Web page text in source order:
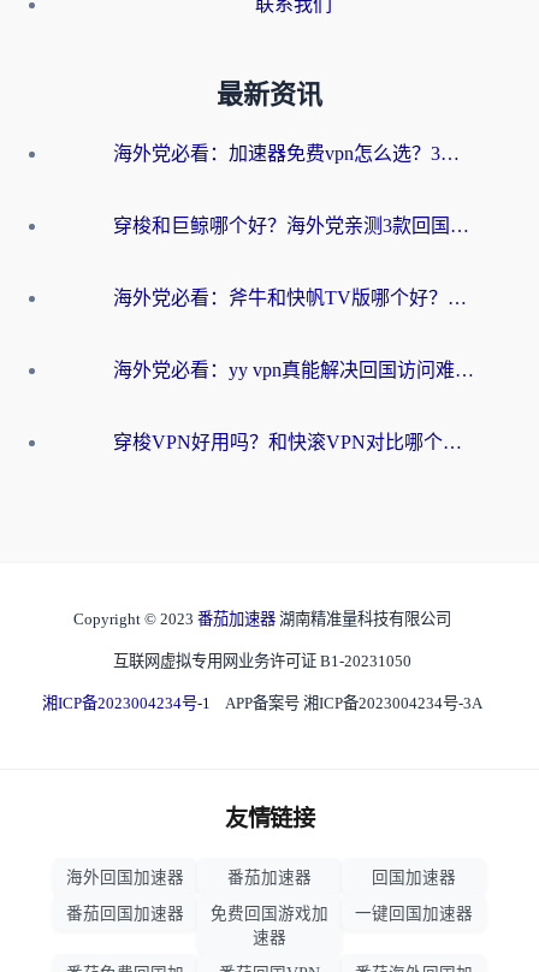
联系我们
最新资讯
海外党必看：加速器免费vpn怎么选？3步教你无缝访问国内资源
穿梭和巨鲸哪个好？海外党亲测3款回国加速器，教你避开90%的坑
海外党必看：斧牛和快帆TV版哪个好？3分钟选对回国加速器，无缝刷B站、追热剧
海外党必看：yy vpn真能解决回国访问难题？附云极initap测评+免费方案对比
穿梭VPN好用吗？和快滚VPN对比哪个回国效果更好？海外党选回国加速器必看指南
Copyright © 2023 番茄加速器 湖南精准量科技有限公司
互联网虚拟专用网业务许可证 B1-20231050
湘ICP备2023004234号-1 APP备案号 湘ICP备2023004234号-3A
友情链接
海外回国加速器 番茄加速器
回国加速器
番茄回国加速器
免费回国游戏加
速器
一键回国加速器